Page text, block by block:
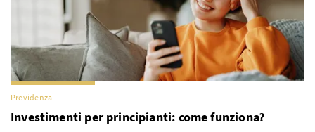
Previdenza
Investimenti per principianti: come funziona?